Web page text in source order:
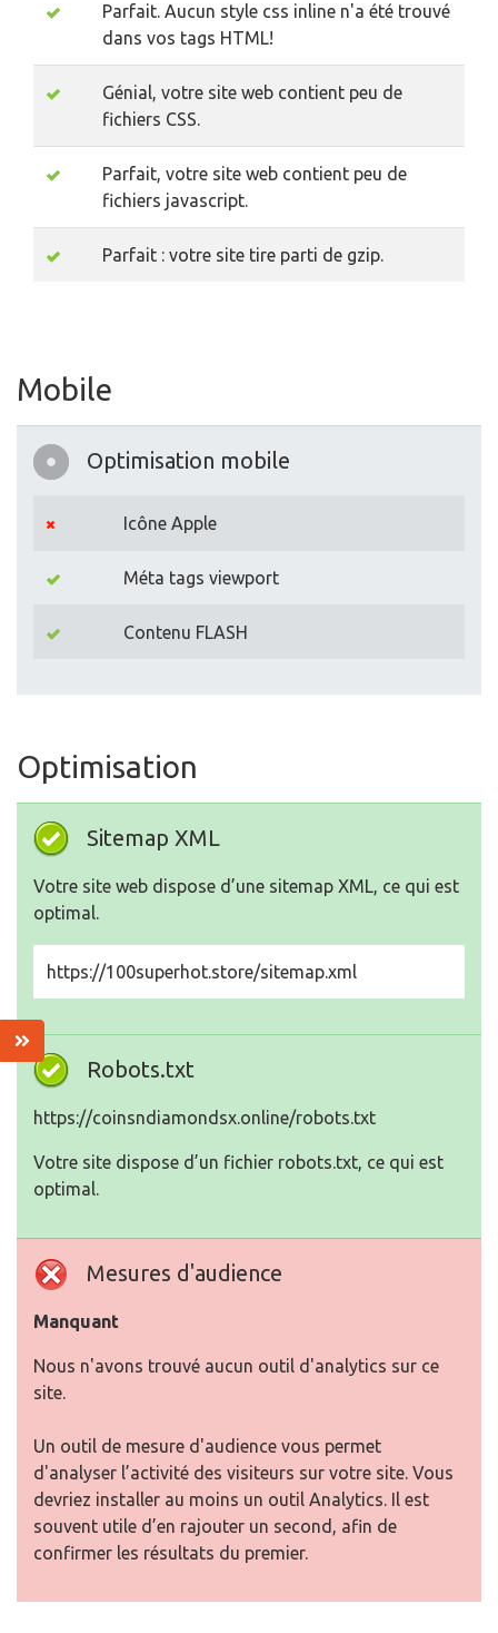
Parfait. Aucun style css inline n'a été trouvé
dans vos tags HTML!
Génial, votre site web contient peu de
fichiers CSS.
Parfait, votre site web contient peu de
fichiers javascript.
Parfait : votre site tire parti de gzip.
Mobile
Optimisation mobile
Icône Apple
Méta tags viewport
Contenu FLASH
Optimisation
Sitemap XML
Votre site web dispose d’une sitemap XML, ce qui est
optimal.
https://100superhot.store/sitemap.xml
Robots.txt
https://coinsndiamondsx.online/robots.txt
Votre site dispose d’un fichier robots.txt, ce qui est
optimal.
Mesures d'audience
Manquant
Nous n'avons trouvé aucun outil d'analytics sur ce
site.
Un outil de mesure d'audience vous permet
d'analyser l’activité des visiteurs sur votre site. Vous
devriez installer au moins un outil Analytics. Il est
souvent utile d’en rajouter un second, afin de
confirmer les résultats du premier.